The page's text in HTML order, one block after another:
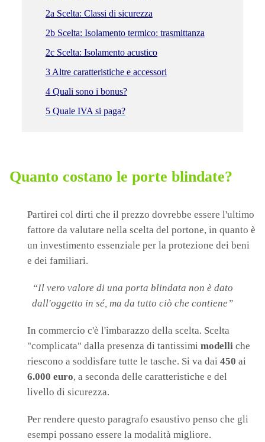
2a Scelta: Classi di sicurezza
2b Scelta: Isolamento termico: trasmittanza
2c Scelta: Isolamento acustico
3 Altre caratteristiche e accessori
4 Quali sono i bonus?
5 Quale IVA si paga?
Quanto costano le porte blindate?
Partirei col dirti che il prezzo dovrebbe essere l'ultimo
fattore da valutare nella scelta del portone, in quanto è
un investimento essenziale per la protezione dei beni
e dei familiari.
“Il vero valore di una porta blindata non è dato
dall'oggetto in sé, ma da tutto ciò che contiene”
In commercio c'è l'imbarazzo della scelta. Scelta
"complicata" dalla presenza di tantissimi modelli che
riescono a soddisfare tutte le tasche. Si va dai 450 ai
6.000 euro, a seconda delle caratteristiche e del
livello di sicurezza.
Per rendere questo paragrafo esaustivo penso che gli
esempi possano essere la modalità migliore.